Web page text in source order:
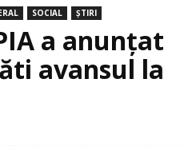
SOCIAL ȘTIRI
a anunțat
avansul la